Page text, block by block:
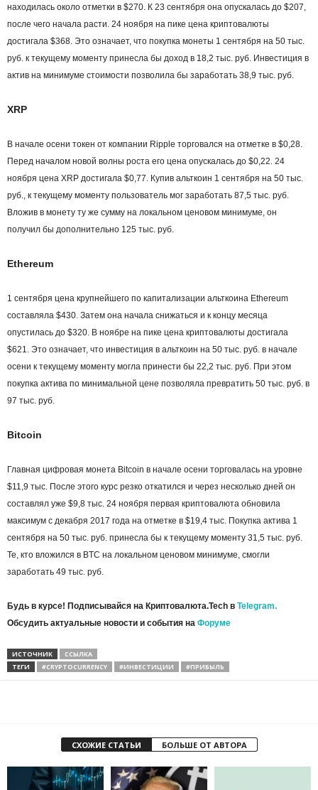
находилась около отметки в $270. К 23 сентября она опускалась до $207,
после чего начала расти. 24 ноября на пике цена криптовалюты
достигала $368. Это означает, что покупка монеты 1 сентября на 50 тыс.
руб. к текущему моменту принесла бы доход в 18,2 тыс. руб. Инвестиция в
актив на минимуме стоимости позволила бы заработать 38,9 тыс. руб.
XRP
В начале осени токен от компании Ripple торговался на отметке в $0,28.
Перед началом новой волны роста его цена опускалась до $0,22. 24
ноября цена XRP достигала $0,77. Купив альткоин 1 сентября на 50 тыс.
руб., к текущему моменту пользователь мог заработать 87,5 тыс. руб.
Вложив в монету ту же сумму на локальном ценовом минимуме, он
получил бы дополнительно 125 тыс. руб.
Ethereum
1 сентября цена крупнейшего по капитализации альткоина Ethereum
составляла $430. Затем она начала снижаться и к концу месяца
опустилась до $320. В ноябре на пике цена криптовалюты достигала
$621. Это означает, что инвестиция в альткоин на 50 тыс. руб. в начале
осени к текущему моменту могла принести бы 22,2 тыс. руб. При этом
покупка актива по минимальной цене позволяла превратить 50 тыс. руб. в
97 тыс. руб.
Bitcoin
Главная цифровая монета Bitcoin в начале осени торговалась на уровне
$11,9 тыс. После этого курс резко откатился и через несколько дней он
составлял уже $9,8 тыс. 24 ноября первая криптовалюта обновила
максимум с декабря 2017 года на отметке в $19,4 тыс. Покупка актива 1
сентября на 50 тыс. руб. принесла бы к текущему моменту 31,5 тыс. руб.
Те, кто вложился в BTC на локальном ценовом минимуме, смогли
заработать 49 тыс. руб.
Будь в курсе! Подписывайся на Криптовалюта.Tech в Telegram.
Обсудить актуальные новости и события на Форуме
ИСТОЧНИК
ССЫЛКА
ТЕГИ
#CRYPTOCURRENCY #ИНВЕСТИЦИИ #ПРИБЫЛЬ
СХОЖИЕ СТАТЬИ БОЛЬШЕ ОТ АВТОРА